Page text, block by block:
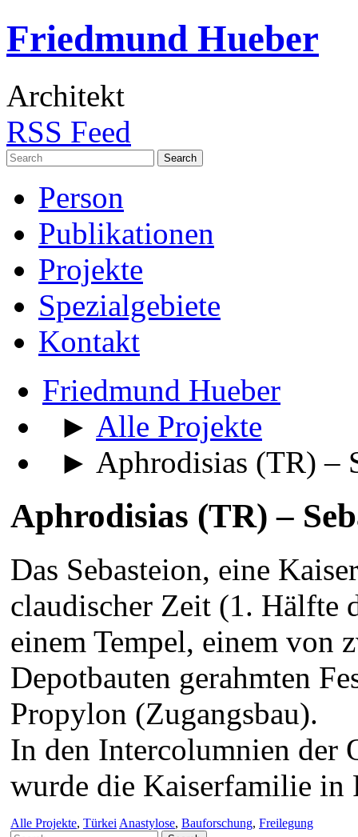
Friedmund Hueber
Architekt
RSS Feed
Search
for:
Person
Publikationen
Projekte
Spezialgebiete
Kontakt
Friedmund Hueber
► Alle Projekte
► Aphrodisias (TR) –
Aphrodisias (TR) –
Das Sebasteion, eine
claudischer Zeit (1. Hälfte
einem Tempel, einem von
Depotbauten gerahmten
Propylon (Zugangsbau).
In den Intercolumnien der
wurde die Kaiserfamilie in
Alle Projekte, Türkei Anastylose, Bauforschung, Freilegung